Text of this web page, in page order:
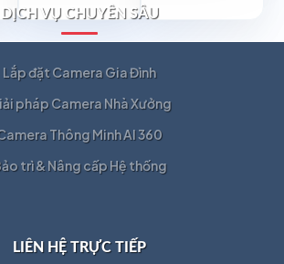
DỊCH VỤ CHUYÊN SÂU
Lắp đặt Camera Gia Đình
pháp Camera Nhà Xưởng
Thông Minh AI 360
trì & Nâng cấp Hệ thống
LIÊN HỆ TRỰC TIẾP